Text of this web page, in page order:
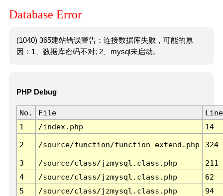
Database Error
(1040) 365建站错误警告：连接数据库失败，可能的原
因：1、数据库密码不对; 2、mysql未启动。
PHP Debug
No. File
Line
1
/index.php 14
2 /source/function/function_extend.php 324
3 /source/class/jzmysql.class.php
211
4
/source/class/jzmysql.class.php
62
5
/source/class/jzmysql.class.php
94